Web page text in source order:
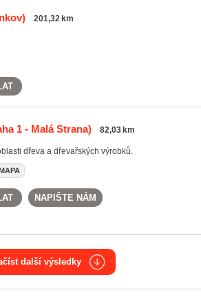
201,32 km
1 - Malá Strana) 82,03 km
dřeva a dřevařských výrobků.
NAPIŠTE NÁM
další výsledky